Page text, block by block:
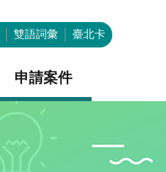
雙語詞彙 臺北卡
申請案件